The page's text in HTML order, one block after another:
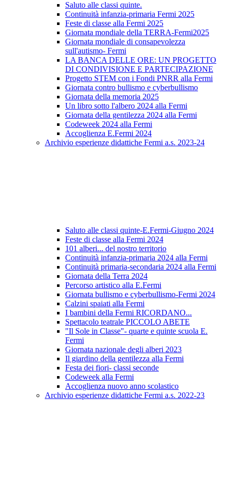
Saluto alle classi quinte.
Continuità infanzia-primaria Fermi 2025
Feste di classe alla Fermi 2025
Giornata mondiale della TERRA-Fermi2025
Giornata mondiale di consapevolezza
sull'autismo- Fermi
LA BANCA DELLE ORE: UN PROGETTO
DI CONDIVISIONE E PARTECIPAZIONE
Progetto STEM con i Fondi PNRR alla Fermi
Giornata contro bullismo e cyberbullismo
Giornata della memoria 2025
Un libro sotto l'albero 2024 alla Fermi
Giornata della gentilezza 2024 alla Fermi
Codeweek 2024 alla Fermi
Accoglienza E.Fermi 2024
Archivio esperienze didattiche Fermi a.s. 2023-24
Saluto alle classi quinte-E.Fermi-Giugno 2024
Feste di classe alla Fermi 2024
101 alberi... del nostro territorio
Continuità infanzia-primaria 2024 alla Fermi
Continuità primaria-secondaria 2024 alla Fermi
Giornata della Terra 2024
Percorso artistico alla E.Fermi
Giornata bullismo e cyberbullismo-Fermi 2024
Calzini spaiati alla Fermi
I bambini della Fermi RICORDANO...
Spettacolo teatrale PICCOLO ABETE
"Il Sole in Classe"- quarte e quinte scuola E.
Fermi
Giornata nazionale degli alberi 2023
Il giardino della gentilezza alla Fermi
Festa dei fiori- classi seconde
Codeweek alla Fermi
Accoglienza nuovo anno scolastico
Archivio esperienze didattiche Fermi a.s. 2022-23